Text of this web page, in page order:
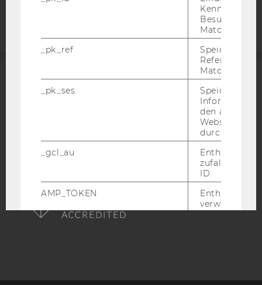
ACCREDITED BY:
Besuchers
Matomo.
_pk_ref
Speicherung
Referrers
Matomo.
_pk_ses
Speicherung
den aktuellen
durch
_gcl_au
Enthält eine
ID.
AMP_TOKEN
Enthält ein
verwendet